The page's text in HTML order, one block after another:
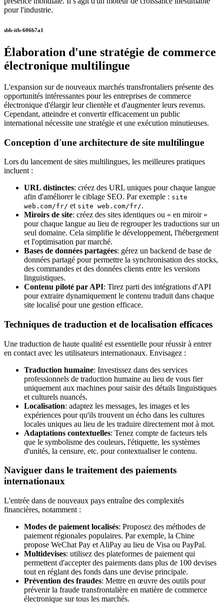
pour l'industrie.
sbb-itb-606b7a1
Élaboration d'une stratégie de commerce
électronique multilingue
L'expansion sur de nouveaux marchés transfrontaliers présente des
opportunités intéressantes pour les entreprises de commerce
électronique d'élargir leur clientèle et d'augmenter leurs revenus.
Cependant, atteindre et convertir efficacement un public
international nécessite une stratégie et une exécution minutieuses.
Conception d'une architecture de site multilingue
Lors du lancement de sites multilingues, les meilleures pratiques
incluent :
URL distinctes: créez des URL uniques pour chaque langue
afin d'améliorer le ciblage SEO. Par exemple : site
web.com/fr/ et site web.com/fr/.
Miroirs de site: créez des sites identiques ou « en miroir »
pour chaque langue au lieu de regrouper les traductions sur un
seul domaine. Cela simplifie le développement, l'hébergement
et l'optimisation par marché.
Bases de données partagées: gérez un backend de base de
données partagé pour permettre la synchronisation des stocks,
des commandes et des données clients entre les versions
linguistiques.
Contenu piloté par API: Tirez parti des intégrations d'API
pour extraire dynamiquement le contenu traduit dans chaque
site localisé pour une gestion efficace.
Techniques de traduction et de localisation efficaces
Une traduction de haute qualité est essentielle pour réussir à entrer
en contact avec les utilisateurs internationaux. Envisagez :
Traduction humaine: Investissez dans des services
professionnels de traduction humaine au lieu de vous fier
uniquement aux machines pour saisir des détails linguistiques
et culturels nuancés.
Localisation: adaptez les messages, les images et les
expériences pour qu'ils trouvent un écho dans les cultures
locales uniques au lieu de les traduire directement mot à mot.
Adaptations contextuelles: Tenez compte de facteurs tels
que le symbolisme des couleurs, l'étiquette, les systèmes
d'unités, la censure, etc. pour contextualiser le contenu.
Naviguer dans le traitement des paiements
internationaux
L'entrée dans de nouveaux pays entraîne des complexités
financières, notamment :
Modes de paiement localisés: Proposez des méthodes de
paiement régionales populaires. Par exemple, la Chine
propose WeChat Pay et AliPay au lieu de Visa ou PayPal.
Multidevises: utilisez des plateformes de paiement qui
permettent d'accepter des paiements dans plus de 100 devises
tout en réglant des fonds dans une devise principale.
Prévention des fraudes: Mettre en œuvre des outils pour
prévenir la fraude transfrontalière en matière de commerce
électronique sur tous les marchés.